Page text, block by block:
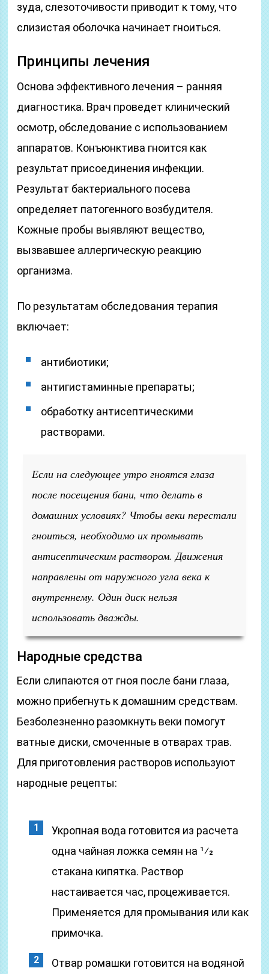
зуда, слезоточивости приводит к тому, что
слизистая оболочка начинает гноиться.
Принципы лечения
Основа эффективного лечения – ранняя
диагностика. Врач проведет клинический
осмотр, обследование с использованием
аппаратов. Конъюнктива гноится как
результат присоединения инфекции.
Результат бактериального посева
определяет патогенного возбудителя.
Кожные пробы выявляют вещество,
вызвавшее аллергическую реакцию
организма.
По результатам обследования терапия
включает:
антибиотики;
антигистаминные препараты;
обработку антисептическими
растворами.
Если на следующее утро гноятся глаза
после посещения бани, что делать в
домашних условиях? Чтобы веки перестали
гноиться, необходимо их промывать
антисептическим раствором. Движения
направлены от наружного угла века к
внутреннему. Один диск нельзя
использовать дважды.
Народные средства
Если слипаются от гноя после бани глаза,
можно прибегнуть к домашним средствам.
Безболезненно разомкнуть веки помогут
ватные диски, смоченные в отварах трав.
Для приготовления растворов используют
народные рецепты:
Укропная вода готовится из расчета
одна чайная ложка семян на 1⁄2
стакана кипятка. Раствор
настаивается час, процеживается.
Применяется для промывания или как
примочка.
Отвар ромашки готовится на водяной